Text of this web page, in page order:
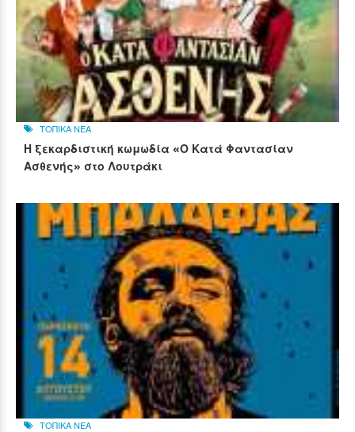
ΤΟΠΙΚΑ ΝΕΑ
Η ξεκαρδιστική κωμωδία «Ο Κατά Φαντασίαν
Ασθενής» στο Λουτράκι
ΤΟΠΙΚΑ ΝΕΑ